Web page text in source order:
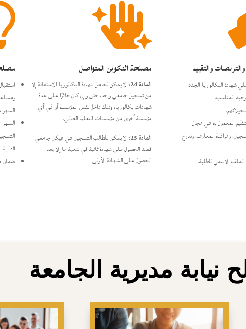
السهر
السهر
الطلبة.
ضمان

مصلحة التكوين المتواصل
المادة 24:
لا يمكن لحامل شهادة البكالوريا الاستفادة إلا
من تسجيل جامعي واحد، حتى وإن كان حائزًا على عدة
شهادات بكالوريا، وذلك داخل نفس المؤسسة أو في أي
مؤسسة أخرى من مؤسسات التعليم العالي.
المادة 25:
لا يمكن للطالب التسجيل في هيكل جامعي
قصد الحصول على شهادة ثانية في شعبة ما إلا بعد
الحصول على الشهادة الأولى.
والتقييم
شهادة البكالوريا الجدد،
المناسب.
المعمول به في مجال
ومراقبة المعارف، وتدرج
الاسمي للطلبة.
نيابة مديرية الجامعة